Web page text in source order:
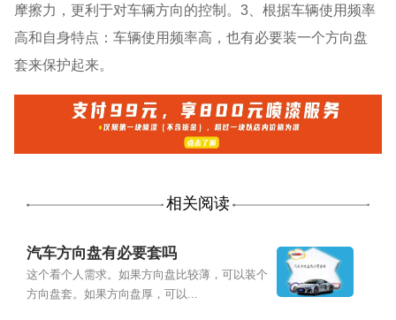
摩擦力，更利于对车辆方向的控制。3、根据车辆使用频率
高和自身特点：车辆使用频率高，也有必要装一个方向盘
套来保护起来。
相关阅读
汽车方向盘有必要套吗
这个看个人需求。如果方向盘比较薄，可以装个
方向盘套。如果方向盘厚，可以...